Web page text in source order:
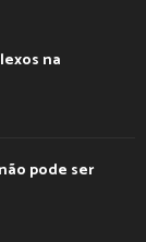
na
pode ser